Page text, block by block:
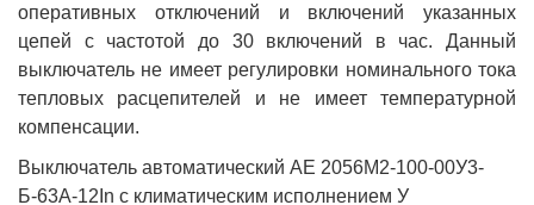
оперативных отключений и включений указанных
цепей с частотой до 30 включений в час. Данный
выключатель не имеет регулировки номинального тока
тепловых расцепителей и не имеет температурной
компенсации.
Выключатель автоматический АЕ 2056M2-100-00У3-
Б-63А-12In с климатическим исполнением У